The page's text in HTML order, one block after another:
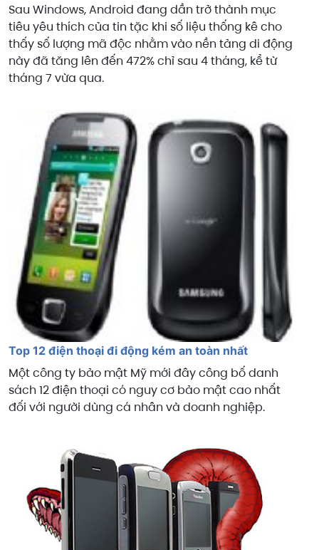
Sau Windows, Android đang dần trở thành mục
tiêu yêu thích của tin tặc khi số liệu thống kê cho
thấy số lượng mã độc nhằm vào nền tảng di động
này đã tăng lên đến 472% chỉ sau 4 tháng, kể từ
tháng 7 vừa qua.
Top 12 điện thoại đi động kém an toàn nhất
Một công ty bảo mật Mỹ mới đây công bố danh
sách 12 điện thoại có nguy cơ bảo mật cao nhất
đối với người dùng cá nhân và doanh nghiệp.